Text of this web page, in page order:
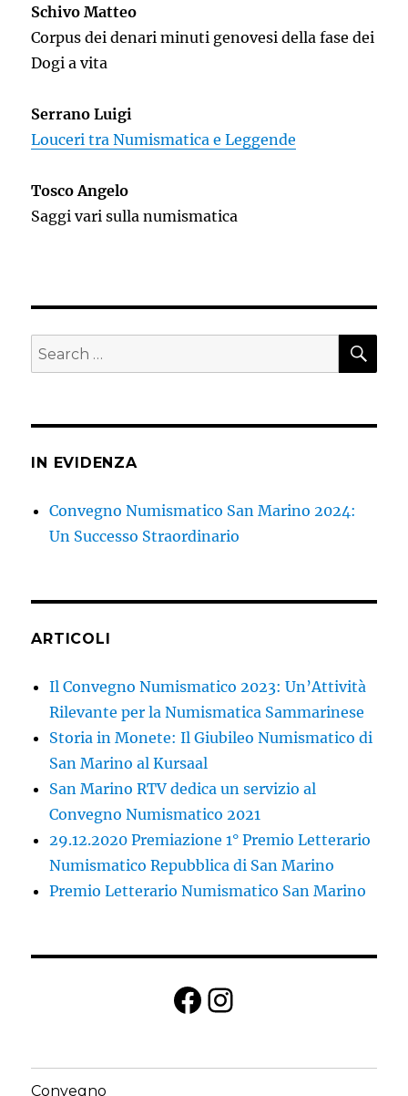
Schivo Matteo
Corpus dei denari minuti genovesi della fase dei
Dogi a vita
Serrano Luigi
Louceri tra Numismatica e Leggende
Tosco Angelo
Saggi vari sulla numismatica
Search
for:
IN EVIDENZA
Convegno Numismatico San Marino 2024:
Un Successo Straordinario
ARTICOLI
Il Convegno Numismatico 2023: Un’Attività
Rilevante per la Numismatica Sammarinese
Storia in Monete: Il Giubileo Numismatico di
San Marino al Kursaal
San Marino RTV dedica un servizio al
Convegno Numismatico 2021
29.12.2020 Premiazione 1° Premio Letterario
Numismatico Repubblica di San Marino
Premio Letterario Numismatico San Marino
Facebook
Instagram
Convegno